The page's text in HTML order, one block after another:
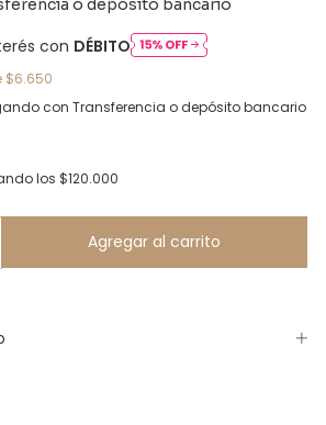
o depósito bancario
con DÉBITO
$6.650
con Transferencia o depósito bancario
los $120.000